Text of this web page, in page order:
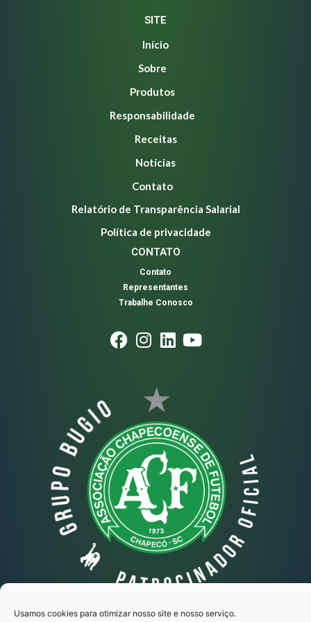
Usamos cookies para otimizar nosso site e nosso serviço.
SITE
Início
Sobre
Produtos
Responsabilidade
Receitas
Notícias
Contato
Relatório de Transparência Salarial
Política de privacidade
CONTATO
Contato
Representantes
Trabalhe Conosco